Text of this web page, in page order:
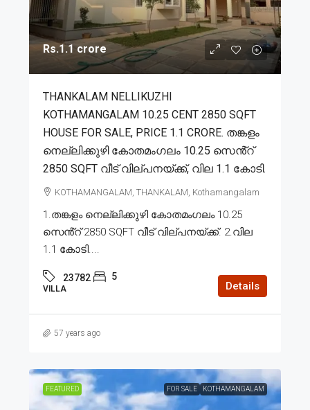
Rs.1.1 crore
THANKALAM NELLIKUZHI
KOTHAMANGALAM 10.25 CENT 2850 SQFT
HOUSE FOR SALE, PRICE 1.1 CRORE. തങ്കളം
നെല്ലിക്കുഴി കോതമംഗലം 10.25 സെൻ്റ്
2850 SQFT വീട് വില്പനയ്ക്ക്, വില 1.1 കോടി.
KOTHAMANGALAM, THANKALAM, Kothamangalam
1.തങ്കളം നെല്ലിക്കുഴി കോതമംഗലം 10.25
സെൻ്റ് 2850 SQFT വീട് വില്പനയ്ക്ക്. 2.വില
1.1 കോടി....
23782 5
VILLA Details
57 years ago
FEATURED FOR SALE KOTHAMANGALAM